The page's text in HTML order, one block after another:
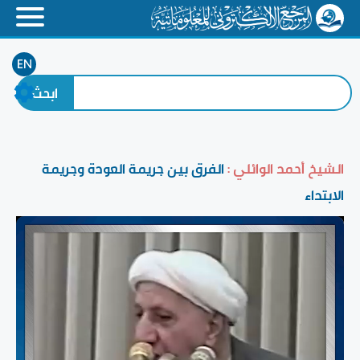
EN
الشيخ أحمد الوائلي :الفرق بين جريمة العودة وجريمة
الابتداء